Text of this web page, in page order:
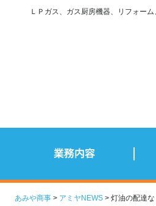
ＬＰガス、ガス厨房機器、リフォー
あみや商事 アミヤNEWS > 灯油の配達